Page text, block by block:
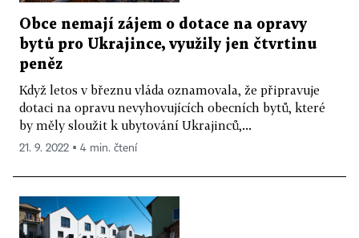
Obce nemají zájem o dotace na opravy
bytů pro Ukrajince, využily jen čtvrtinu
peněz
Když letos v březnu vláda oznamovala, že připravuje
dotaci na opravu nevyhovujících obecních bytů, které
by měly sloužit k ubytování Ukrajinců,...
21. 9. 2022 ▪ 4 min. čtení